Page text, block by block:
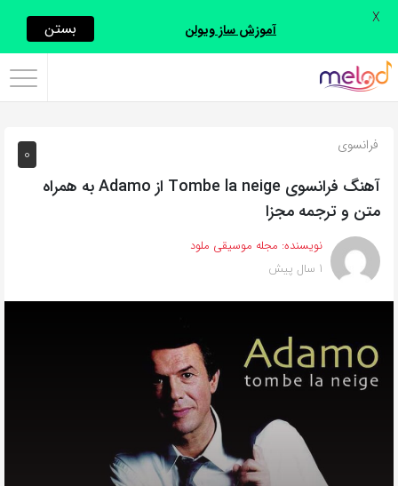
اشتراک
با
روش‌های
زیر
این
صفحه
را
دوستان
خود
0 فرانسوی
آهنگ فرانسوی Tombe la neige از Adamo به همراه
متن و ترجمه مجزا
نویسنده: مجله موسیقی ملود
1 سال پیش
آموزش ساز ویولن بستن X